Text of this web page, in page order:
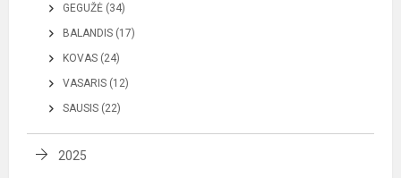
GEGUŽĖ (34)
BALANDIS (17)
KOVAS (24)
VASARIS (12)
SAUSIS (22)
2025